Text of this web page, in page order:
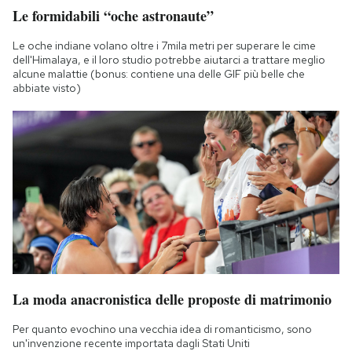
Le formidabili “oche astronaute”
Le oche indiane volano oltre i 7mila metri per superare le cime
dell'Himalaya, e il loro studio potrebbe aiutarci a trattare meglio
alcune malattie (bonus: contiene una delle GIF più belle che
abbiate visto)
La moda anacronistica delle proposte di matrimonio
Per quanto evochino una vecchia idea di romanticismo, sono
un'invenzione recente importata dagli Stati Uniti